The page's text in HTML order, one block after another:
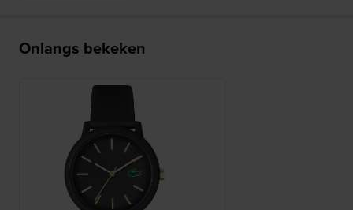
Onlangs bekeken